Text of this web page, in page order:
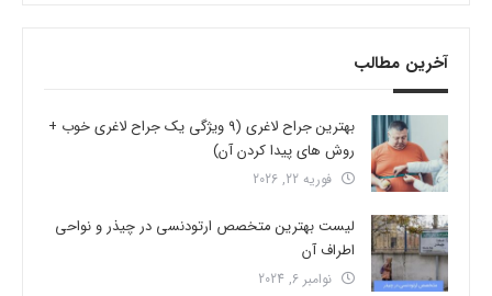
آخرین مطالب
بهترین جراح لاغری (9 ویژگی یک جراح لاغری خوب +
روش های پیدا کردن آن)
فوریه 22, 2026
لیست بهترین متخصص ارتودنسی در چیذر و نواحی
اطراف آن
نوامبر 6, 2024